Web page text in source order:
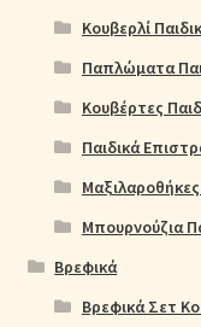
Κουβερλί
Παπλώματα
Κουβέρτες
Παιδικά
Μαξιλαροθήκες
Μπουρνούζια
Βρεφικά
Βρεφικά Σετ